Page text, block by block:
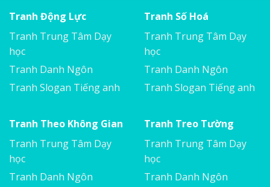
Tranh Động Lực
Tranh Trung Tâm Dạy
học
Tranh Danh Ngôn
Tranh Slogan Tiếng anh
Tranh Số Hoá
Tranh Trung Tâm Dạy
học
Tranh Danh Ngôn
Tranh Slogan Tiếng anh
Tranh Theo Không Gian
Tranh Trung Tâm Dạy
học
Tranh Danh Ngôn
Tranh Treo Tường
Tranh Trung Tâm Dạy
học
Tranh Danh Ngôn